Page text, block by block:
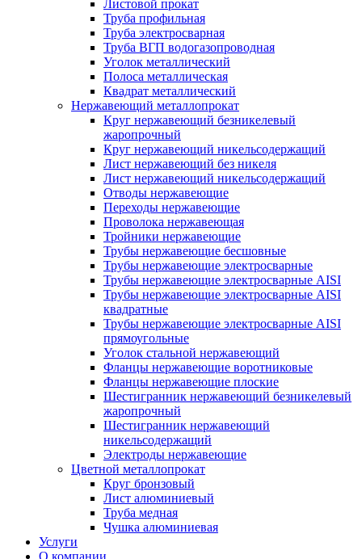
Листовой прокат
Труба профильная
Труба электросварная
Труба ВГП водогазопроводная
Уголок металлический
Полоса металлическая
Квадрат металлический
Нержавеющий металлопрокат
Круг нержавеющий безникелевый
жаропрочный
Круг нержавеющий никельсодержащий
Лист нержавеющий без никеля
Лист нержавеющий никельсодержащий
Отводы нержавеющие
Переходы нержавеющие
Проволока нержавеющая
Тройники нержавеющие
Трубы нержавеющие бесшовные
Трубы нержавеющие электросварные
Трубы нержавеющие электросварные AISI
Трубы нержавеющие электросварные AISI
квадратные
Трубы нержавеющие электросварные AISI
прямоугольные
Уголок стальной нержавеющий
Фланцы нержавеющие воротниковые
Фланцы нержавеющие плоские
Шестигранник нержавеющий безникелевый
жаропрочный
Шестигранник нержавеющий
никельсодержащий
Электроды нержавеющие
Цветной металлопрокат
Круг бронзовый
Лист алюминиевый
Труба медная
Чушка алюминиевая
Услуги